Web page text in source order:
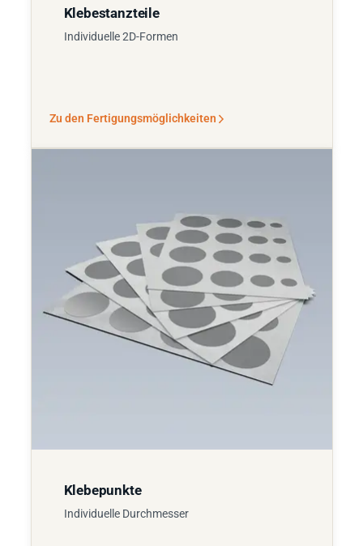
Klebestanzteile
Individuelle 2D-Formen
Zu den Fertigungsmöglichkeiten
Klebepunkte
Individuelle Durchmesser